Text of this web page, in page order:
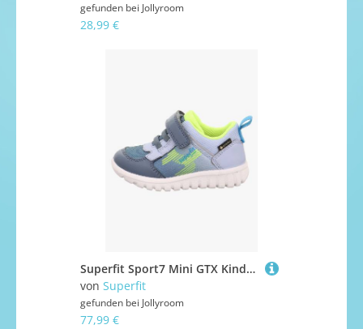
gefunden bei Jollyroom
28,99 €
Superfit Sport7 Mini GTX Kinder Sneaker, Blau/Gelb, 24, Kinderschuhe
von Superfit
gefunden bei Jollyroom
77,99 €